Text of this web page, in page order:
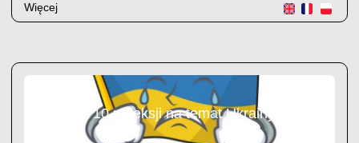
Więcej
10 refleksji na temat Ukrainy